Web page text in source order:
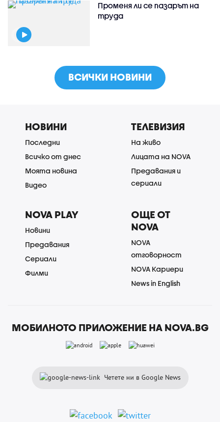
Променя ли се пазарът на
труда
ВСИЧКИ НОВИНИ
НОВИНИ
Последни
Всичко от днес
Моята новина
Видео
ТЕЛЕВИЗИЯ
На живо
Лицата на NOVA
Предавания и
сериали
NOVA PLAY
Новини
Предавания
Сериали
Филми
ОЩЕ ОТ
NOVA
NOVA
отговорност
NOVA Кариери
News in English
МОБИЛНОТО ПРИЛОЖЕНИЕ НА NOVA.BG
Четете ни в Google News